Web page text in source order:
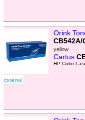
Orink
CB542A/
yellow
Cartus
HP Color